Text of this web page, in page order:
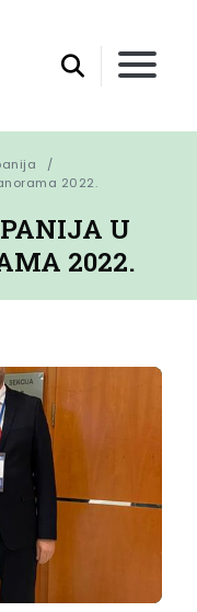
2022.
U
2022.